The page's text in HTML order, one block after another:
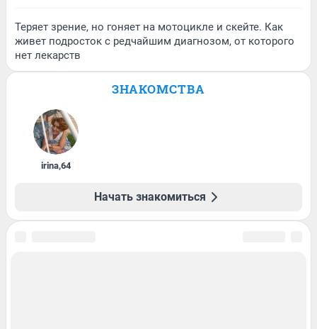
Теряет зрение, но гоняет на мотоцикле и скейте. Как
живет подросток с редчайшим диагнозом, от которого
нет лекарств
ЗНАКОМСТВА
irina,64
Начать знакомиться